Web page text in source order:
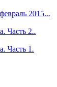
2015...
Часть 2..
Часть 1.